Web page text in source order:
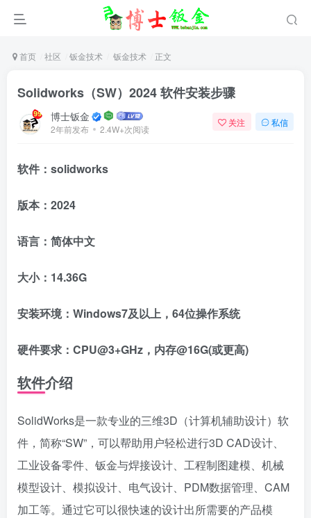
首页 社区 钣金技术 钣金技术 正文
Solidworks（SW）2024 软件安装步骤
博士钣金
2年前发布 2.4W+次阅读
关注 私信
软件：solidworks
版本：2024
语言：简体中文
大小：14.36G
安装环境：Windows7及以上，64位操作系统
硬件要求：CPU@3+GHz，内存@16G(或更高)
软件介绍
SolidWorks是一款专业的三维3D（计算机辅助设计）软
件，简称“SW”，可以帮助用户轻松进行3D CAD设计、
工业设备零件、钣金与焊接设计、工程制图建模、机械
模型设计、模拟设计、电气设计、PDM数据管理、CAM
加工等。通过它可以很快速的设计出所需要的产品模